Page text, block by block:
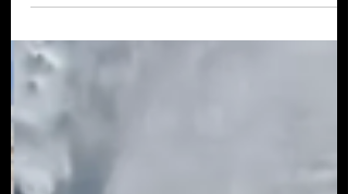
El aislamiento nos está dando una
oportunidad de ver a dónde nos lleva
este camino y elegir un camino diferente